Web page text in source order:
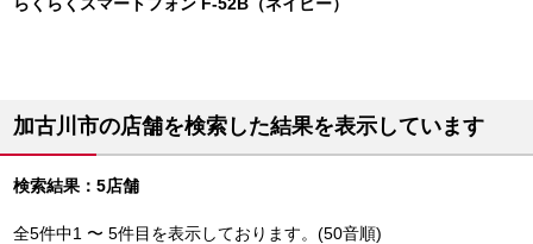
加古川市の店舗を検索した結果を表示しています
検索結果：5店舗
全5件中1 〜 5件目を表示しております。(50音順)